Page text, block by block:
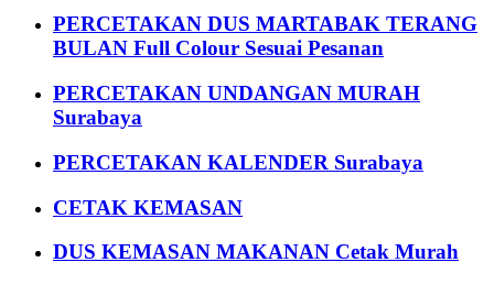
PERCETAKAN DUS MARTABAK TERANG
BULAN Full Colour Sesuai Pesanan
PERCETAKAN UNDANGAN MURAH
Surabaya
PERCETAKAN KALENDER Surabaya
CETAK KEMASAN
DUS KEMASAN MAKANAN Cetak Murah